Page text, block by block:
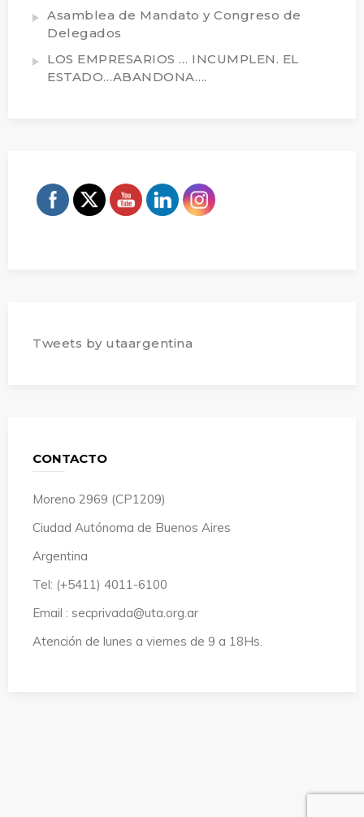
Asamblea de Mandato y Congreso de
Delegados
LOS EMPRESARIOS … INCUMPLEN. EL
ESTADO…ABANDONA….
Tweets by utaargentina
CONTACTO
Moreno 2969 (CP1209)
Ciudad Autónoma de Buenos Aires
Argentina
Tel: (+5411) 4011-6100
Email : secprivada@uta.org.ar
Atención de lunes a viernes de 9 a 18Hs.